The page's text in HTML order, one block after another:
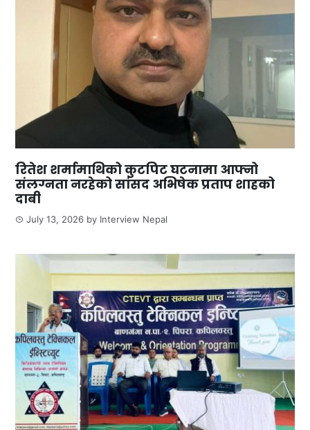
रितेश शर्मामाथिको कुटपिट घटनामा आफ्नो
संलग्नता नरहेको सांसद अभिषेक प्रताप शाहको
दाबी
July 13, 2026 by Interview Nepal